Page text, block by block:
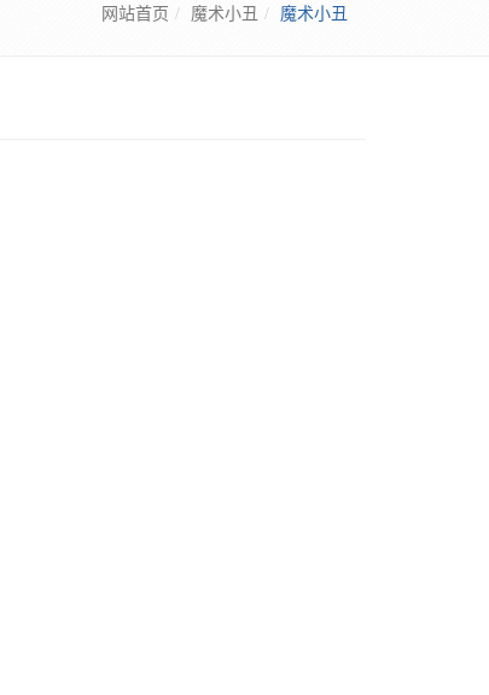
网站首页 魔术小丑 魔术小丑